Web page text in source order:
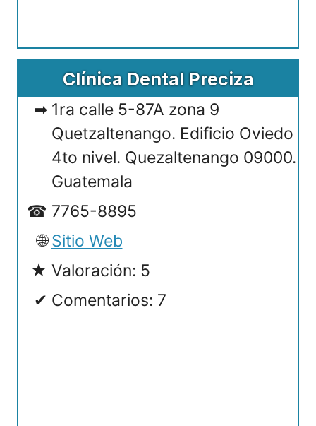
Clínica Dental Preciza
1ra calle 5-87A zona 9
Quetzaltenango. Edificio Oviedo
4to nivel. Quezaltenango 09000.
Guatemala
7765-8895
Sitio Web
Valoración: 5
Comentarios: 7